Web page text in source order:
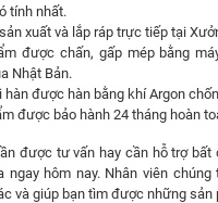
tính nhất.
xuất và lắp ráp trực tiếp tại
được chấn, gấp mép bằng
Nhật Bản.
hàn được hàn bằng khí Argon
được bảo hành 24 tháng hoàn
được tư vấn hay cần hỗ trợ bất
ngay hôm nay. Nhân viên
và giúp bạn tìm được những sản